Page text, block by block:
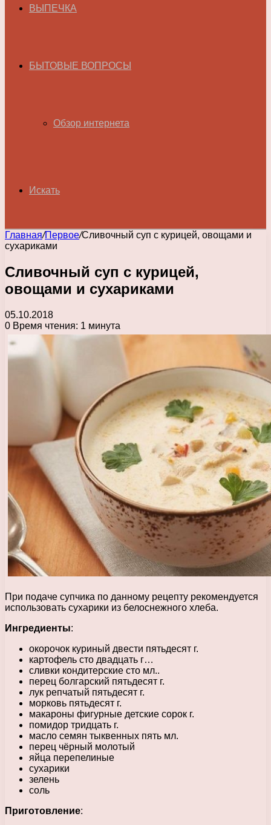
ВЫПЕЧКА
БЫТОВЫЕ ВОПРОСЫ
Обзор интернета
Искать
Главная/Первое/Сливочный суп с курицей, овощами и
сухариками
Сливочный суп с курицей,
овощами и сухариками
05.10.2018
0 Время чтения: 1 минута
При подаче супчика по данному рецепту рекомендуется
использовать сухарики из белоснежного хлеба.
Ингредиенты:
окорочок куриный двести пятьдесят г.
картофель сто двадцать г…
сливки кондитерские сто мл..
перец болгарский пятьдесят г.
лук репчатый пятьдесят г.
морковь пятьдесят г.
макароны фигурные детские сорок г.
помидор тридцать г.
масло семян тыквенных пять мл.
перец чёрный молотый
яйца перепелиные
сухарики
зелень
соль
Приготовление: